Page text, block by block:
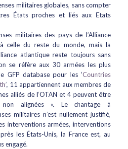
militaires globales, sans compter
États proches et liés aux Etats
militaires des pays de l’Alliance
celle du reste du monde, mais la
atlantique reste toujours sans
se réfère aux 30 armées les plus
GFP database pour les ‘Countries
’, 11 appartiennent aux membres de
alliés de l’OTAN et 4 peuvent être
non alignées ». Le chantage à
militaires n’est nullement justifié,
interventions armées, interventions
les États-Unis, la France est, au
engagé.